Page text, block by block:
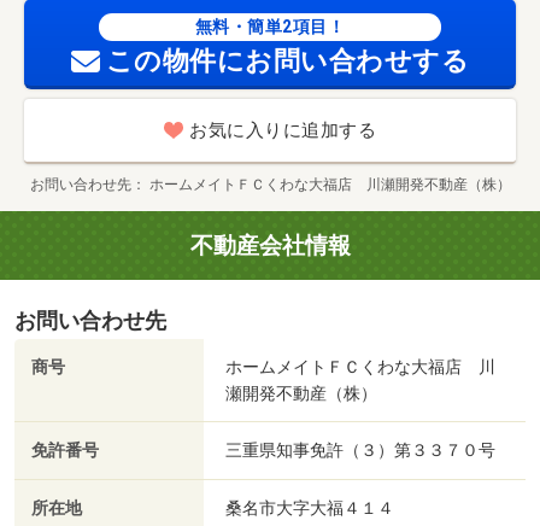
無料・簡単2項目！
この物件にお問い合わせする
お気に入りに追加する
お問い合わせ先 ホームメイトＦＣくわな大福店 川瀬開発不動産（株）
不動産会社情報
お問い合わせ先
商号
ホームメイトＦＣくわな大福店 川
瀬開発不動産（株）
免許番号 三重県知事免許（３）第３３７０号
所在地 桑名市大字大福４１４